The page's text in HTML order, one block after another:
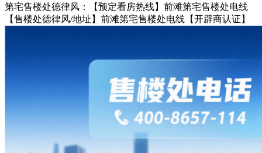
第宅售楼处德律风：【预定看房热线】前滩第宅售楼处电线
【售楼处德律风/地址】前滩第宅售楼处电线【开辟商认证】